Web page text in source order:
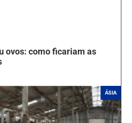
ovos: como ficariam as
ÁSIA